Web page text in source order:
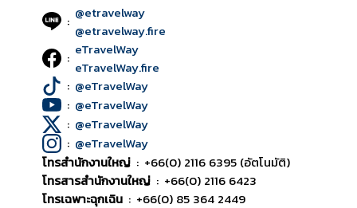
: @etravelway
@etravelway.fire
: eTravelWay
eTravelWay.fire
: @eTravelWay
: @eTravelWay
: @eTravelWay
: @eTravelWay
โทรสำนักงานใหญ่ : +66(0) 2116 6395 (อัตโนมัติ)
โทรสารสำนักงานใหญ่ : +66(0) 2116 6423
โทรเฉพาะฉุกเฉิน : +66(0) 85 364 2449